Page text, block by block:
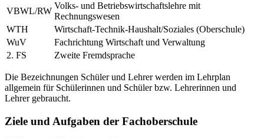
VBWL/RW
Volks- und Betriebswirtschaftslehre mit
Rechnungswesen
WTH
Wirtschaft-Technik-Haushalt/Soziales (Oberschule)
WuV
Fachrichtung Wirtschaft und Verwaltung
2. FS
Zweite Fremdsprache
Die Bezeichnungen Schüler und Lehrer werden im Lehrplan
allgemein für Schülerinnen und Schüler bzw. Lehrerinnen und
Lehrer gebraucht.
Ziele und Aufgaben der Fachoberschule